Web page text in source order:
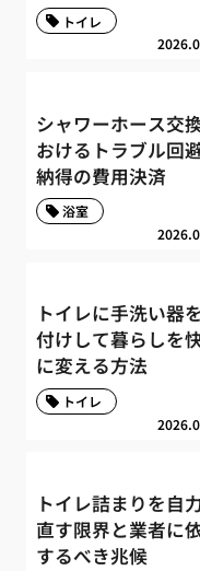
トイレ
シャワーホース交
おけるトラブル回
納得の費用決済
浴室
トイレに手洗い器
付けして暮らしを
に変える方法
トイレ
トイレ詰まりを自
直す限界と業者に
するべき兆候